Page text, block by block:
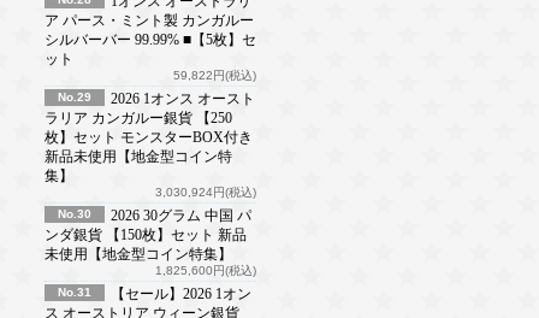
ア パース・ミント製 カンガルー
シルバーバー 99.99% ■【5枚】セ
ット
59,822円(税込)
No.29
2026 1オンス オースト
ラリア カンガルー銀貨 【250
枚】セット モンスターBOX付き
新品未使用【地金型コイン特
集】
3,030,924円(税込)
No.30
2026 30グラム 中国 パ
ンダ銀貨 【150枚】セット 新品
未使用【地金型コイン特集】
1,825,600円(税込)
No.31
【セール】2026 1オン
ス オーストリア ウィーン銀貨